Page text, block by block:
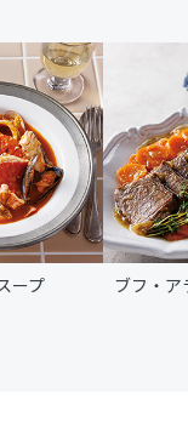
ープ ブフ・ア